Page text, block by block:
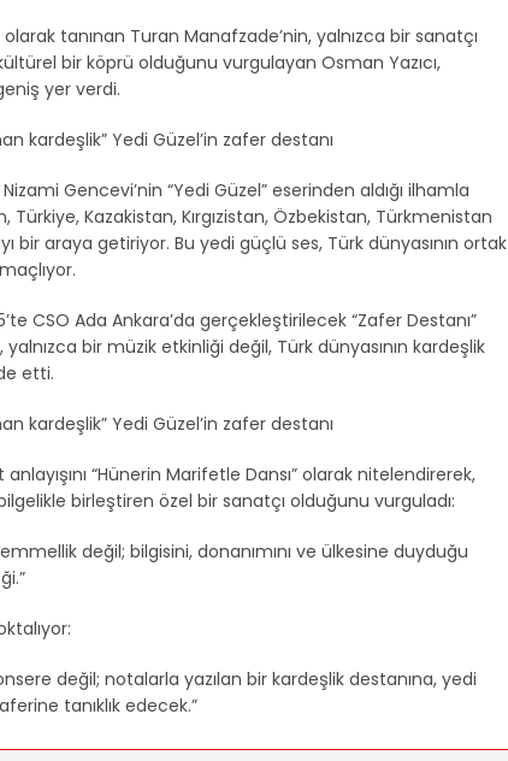
olarak tanınan Turan Manafzade’nin, yalnızca bir sanatçı
bir köprü olduğunu vurgulayan Osman Yazıcı,
yer verdi.
Gencevi’nin “Yedi Güzel” eserinden aldığı ilhamla
Kazakistan, Kırgızistan, Özbekistan, Türkmenistan
bir araya getiriyor. Bu yedi güçlü ses, Türk dünyasının ortak
CSO Ada Ankara’da gerçekleştirilecek “Zafer Destanı”
bir müzik etkinliği değil, Türk dünyasının kardeşlik
etti.
anlayışını “Hünerin Marifetle Dansı” olarak nitelendirerek,
birleştiren özel bir sanatçı olduğunu vurguladı:
değil; bilgisini, donanımını ve ülkesine duyduğu
değil; notalarla yazılan bir kardeşlik destanına, yedi
tanıklık edecek.”